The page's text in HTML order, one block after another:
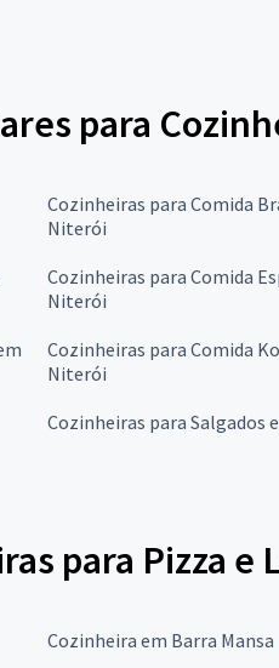
para
Cozinheiras para Comida
Niterói
Cozinheiras para Comida
Niterói
Cozinheiras para Comida
Niterói
Cozinheiras para Salgados
para Pizza e
Cozinheira em Barra Mansa